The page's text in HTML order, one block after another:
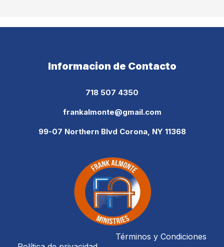
Informacion de Contacto
718 507 4350
frankalmonte@gmail.com
99-07 Northern Blvd Corona, NY 11368
Términos y Condiciones